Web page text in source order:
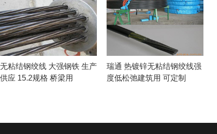
无粘结钢绞线 大强钢铁 生产
供应 15.2规格 桥梁用
瑞通 热镀锌无粘结钢绞线强
度低松弛建筑用 可定制